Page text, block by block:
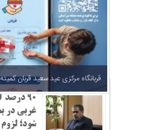
قربانگاه مرکزی عید سعید قربان
جدیدترین مقالات
۹۰
غربی در
شود؛